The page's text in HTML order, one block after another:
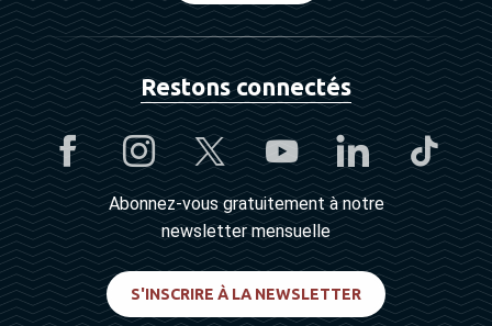
Restons connectés
Abonnez-vous gratuitement à notre
newsletter mensuelle
S'INSCRIRE À LA NEWSLETTER